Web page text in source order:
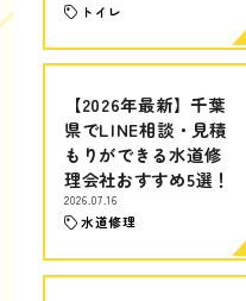
トイレ
【2026年最新】千葉
県でLINE相談・見積
もりができる水道修
理会社おすすめ5選！
2026.07.16
水道修理